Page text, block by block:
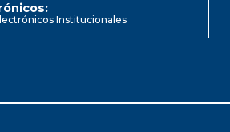
Institucionales